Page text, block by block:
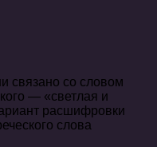
связано со словом
— «светлая и
расшифровки
слова